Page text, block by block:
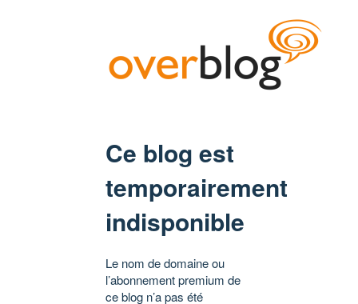
Ce blog est
temporairement
indisponible
Le nom de domaine ou
l’abonnement premium de
ce blog n’a pas été